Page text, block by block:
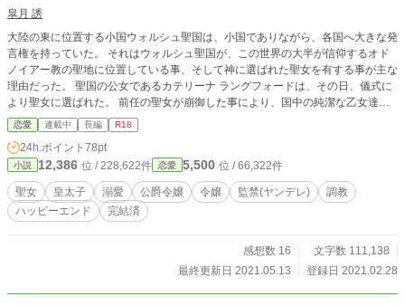
皐月 誘
大陸の東に位置する小国ウォルシュ聖国は、小国でありながら、各国へ大きな発
言権を持っていた。 それはウォルシュ聖国が、この世界の大半が信仰するオド
ノイアー教の聖地に位置している事、そして神に選ばれた聖女を有する事が主な
理由だった。 聖国の公女であるカテリーナ ラングフォードは、その日、儀式に
より聖女に選ばれた。 前任の聖女が崩御した事により、国中の純潔な乙女達が
集められ、その中より神に選ばれたのだ。 これによりカテリーナ聖女は、幼い
頃に結んでいた皇太子フィリップ ウォルシュとの婚約は、神の神託により破談
となった。 その身を神殿に保護される前の短い時間、カテリーナは幼い頃から
の婚約者であるフィリップに別れを言う事を許される。 そこで幼い頃から良く
知る優しい婚約者は、初めてカテリーナに仄暗い表情を見せた。 「ねぇ、カテ
リーナ。神託くらいで僕から逃げられると思ってないよね？はぁ…こんな事にな
るなら必死に我慢して、君の純潔を守るんじゃなかったよ。」 「フィリップ殿
後に、カテリーナの意識がゆっくりと沈んでいった。 -----------------------------------
す…というか、ほぼ全編で入ります。 2020/3/10 本編完結致しました。 今後は
恋愛 連載中 長編 R18
24h.ポイント 78pt
小説 12,386 位 / 228,622件 恋愛 5,500 位 / 66,322件
聖女 皇太子 溺愛 公爵令嬢 令嬢 監禁(ヤンデレ)
調教
ハッピーエンド
完結済
感想数 16
文字数 111,138
最終更新日 2021.05.13
登録日 2021.02.28